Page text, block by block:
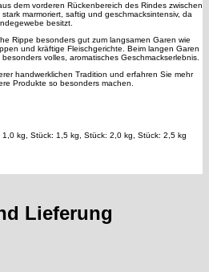
dem vorderen Rückenbereich des Rindes zwischen
marmoriert, saftig und geschmacksintensiv, da
besitzt.
Rippe besonders gut zum langsamen Garen wie
und kräftige Fleischgerichte. Beim langen Garen
volles, aromatisches Geschmackserlebnis.
handwerklichen Tradition und erfahren Sie mehr
Produkte so besonders machen.
kg, Stück: 1,5 kg, Stück: 2,0 kg, Stück: 2,5 kg
Lieferung